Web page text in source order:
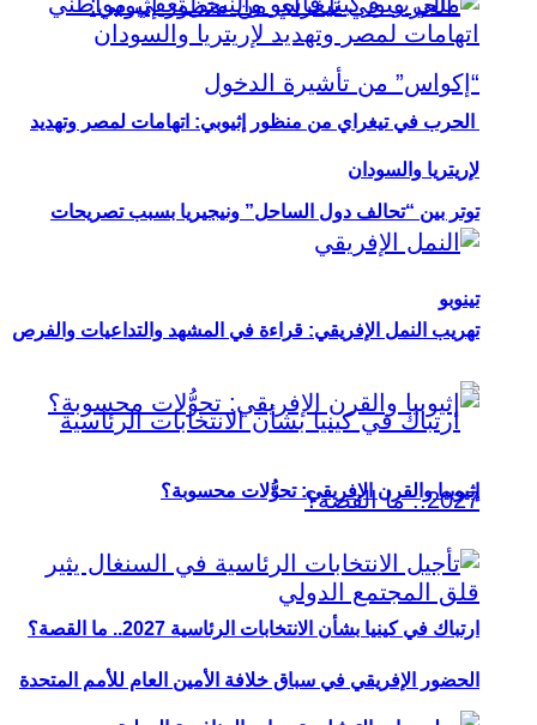
توتر بين “تحالف دول الساحل” ونيجيريا بسبب تصريحات
تينوبو
ارتباك في كينيا بشأن الانتخابات الرئاسية 2027.. ما القصة؟
الحرب في تيغراي من منظور إثيوبي: اتهامات لمصر وتهديد
لإريتريا والسودان
تهريب النمل الإفريقي: قراءة في المشهد والتداعيات والفرص
إثيوبيا والقرن الإفريقي: تحوُّلات محسوبة؟
الحضور الإفريقي في سباق خلافة الأمين العام للأمم المتحدة